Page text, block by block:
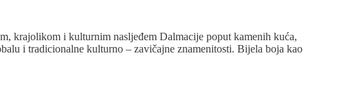
krajolikom i kulturnim nasljeđem Dalmacije poput kamenih kuća,
i tradicionalne kulturno – zavičajne znamenitosti. Bijela boja kao